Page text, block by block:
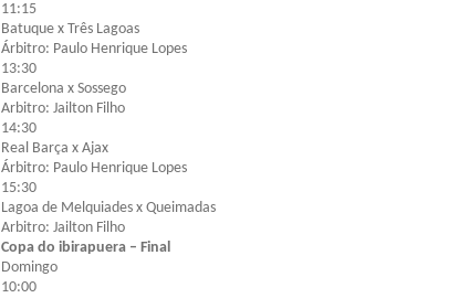
11:15
Batuque x Três Lagoas
Árbitro: Paulo Henrique Lopes
13:30
Barcelona x Sossego
Arbitro: Jailton Filho
14:30
Real Barça x Ajax
Árbitro: Paulo Henrique Lopes
15:30
Lagoa de Melquiades x Queimadas
Arbitro: Jailton Filho
Copa do ibirapuera – Final
Domingo
10:00